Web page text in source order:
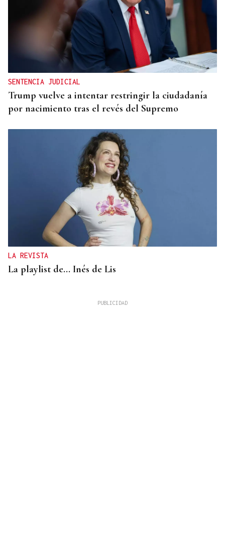
SENTENCIA JUDICIAL
Trump vuelve a intentar restringir la ciudadanía
por nacimiento tras el revés del Supremo
LA REVISTA
La playlist de... Inés de Lis